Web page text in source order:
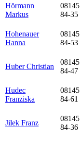
Hörmann
Markus
08145
84-35
Hohenauer
Hanna
08145
84-53
Huber Christian
08145
84-47
Hudec
Franziska
08145
84-61
Jilek Franz
08145
84-36